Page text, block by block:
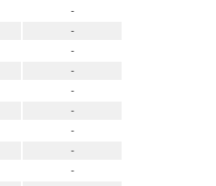
-
-
-
-
-
-
-
-
-